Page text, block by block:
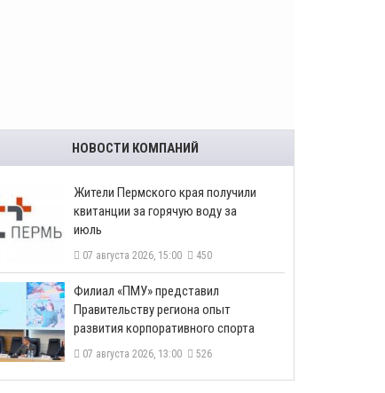
НОВОСТИ КОМПАНИЙ
​Жители Пермского края получили
квитанции за горячую воду за
июль
07 августа 2026, 15:00 450
​Филиал «ПМУ» представил
Правительству региона опыт
развития корпоративного спорта
07 августа 2026, 13:00 526